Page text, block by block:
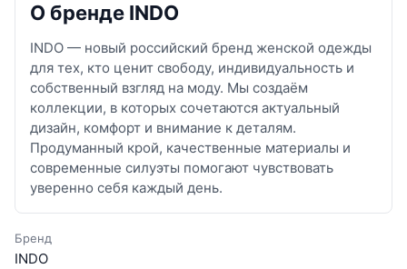
О бренде INDO
INDO — новый российский бренд женской одежды
для тех, кто ценит свободу, индивидуальность и
собственный взгляд на моду. Мы создаём
коллекции, в которых сочетаются актуальный
дизайн, комфорт и внимание к деталям.
Продуманный крой, качественные материалы и
современные силуэты помогают чувствовать
уверенно себя каждый день.
Бренд
INDO